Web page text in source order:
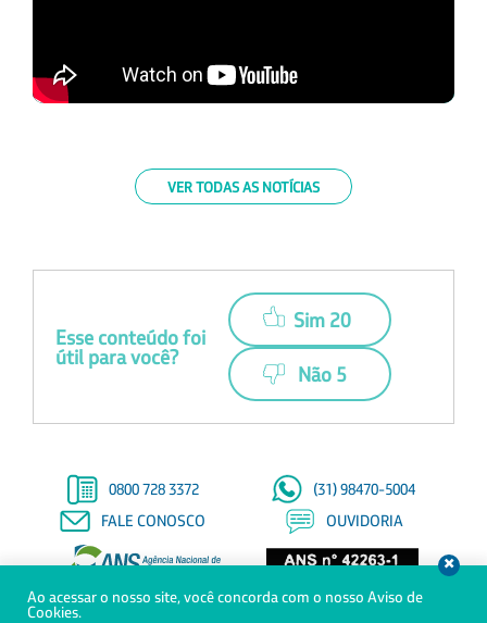
VER TODAS AS NOTÍCIAS
Esse conteúdo foi
útil para você?
Sim 20
Não 5
0800 728 3372
(31) 98470-5004
FALE CONOSCO
OUVIDORIA
© Copyright 2021 - Todos os direitos reservados à Saúde Petrobras
Ao acessar o nosso site, você concorda com o nosso Aviso de
Cookies.